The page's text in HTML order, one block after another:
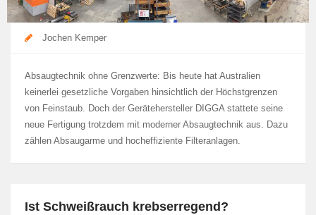
Jochen Kemper
Absaugtechnik ohne Grenzwerte: Bis heute hat Australien
keinerlei gesetzliche Vorgaben hinsichtlich der Höchstgrenzen
von Feinstaub. Doch der Gerätehersteller DIGGA stattete seine
neue Fertigung trotzdem mit moderner Absaugtechnik aus. Dazu
zählen Absaugarme und hocheffiziente Filteranlagen.
Ist Schweißrauch krebserregend?